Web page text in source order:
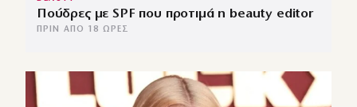
Πούδρες με SPF που προτιμά η beauty editor
ΠΡΙΝ ΑΠΌ 18 ΏΡΕΣ